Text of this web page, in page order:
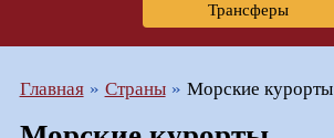
Трансферы
Главная Страны Морские курорты